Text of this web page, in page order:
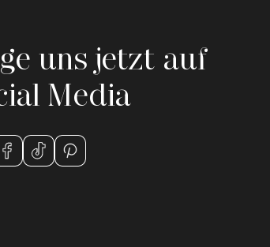
uns jetzt auf
Media